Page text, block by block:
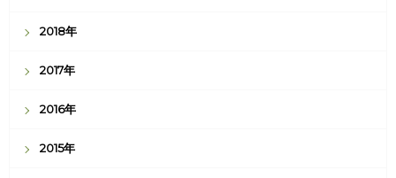
2018年
2017年
2016年
2015年